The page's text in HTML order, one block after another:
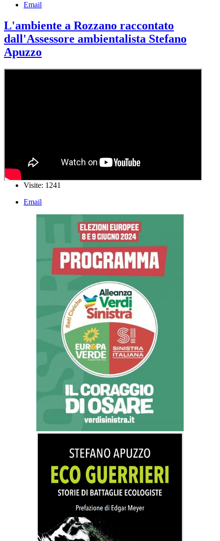
Email
L'ambiente a Rozzano raccontato
dall'Assessore ambientalista Stefano
Apuzzo
Visite: 1241
Email